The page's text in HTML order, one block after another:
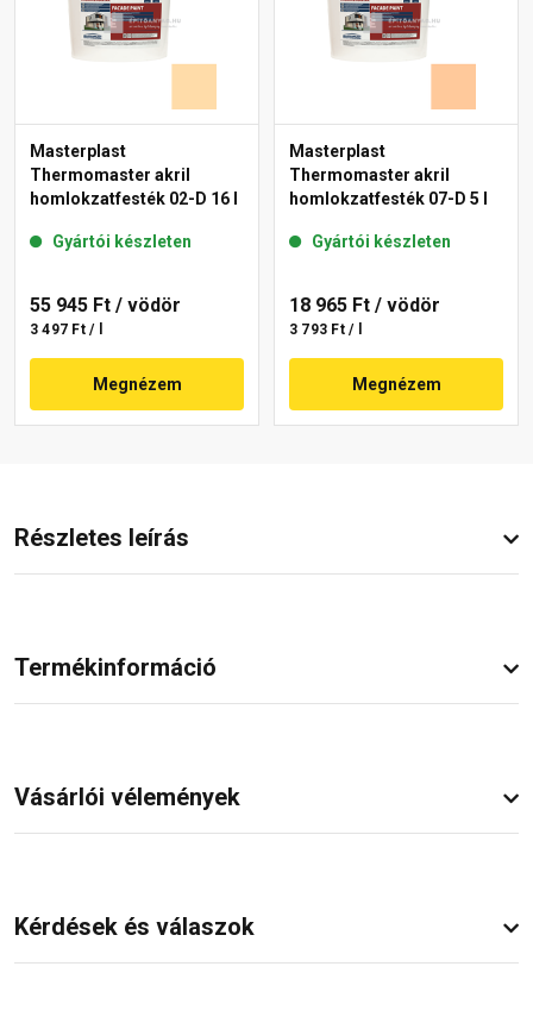
Masterplast
Thermomaster akril
homlokzatfesték 02-D 16 l
Gyártói készleten
55 945 Ft / vödör
3 497 Ft / l
Megnézem
Masterplast
Thermomaster akril
homlokzatfesték 07-D 5 l
Gyártói készleten
18 965 Ft / vödör
3 793 Ft / l
Megnézem
Részletes leírás
Termékinformáció
Vásárlói vélemények
Kérdések és válaszok